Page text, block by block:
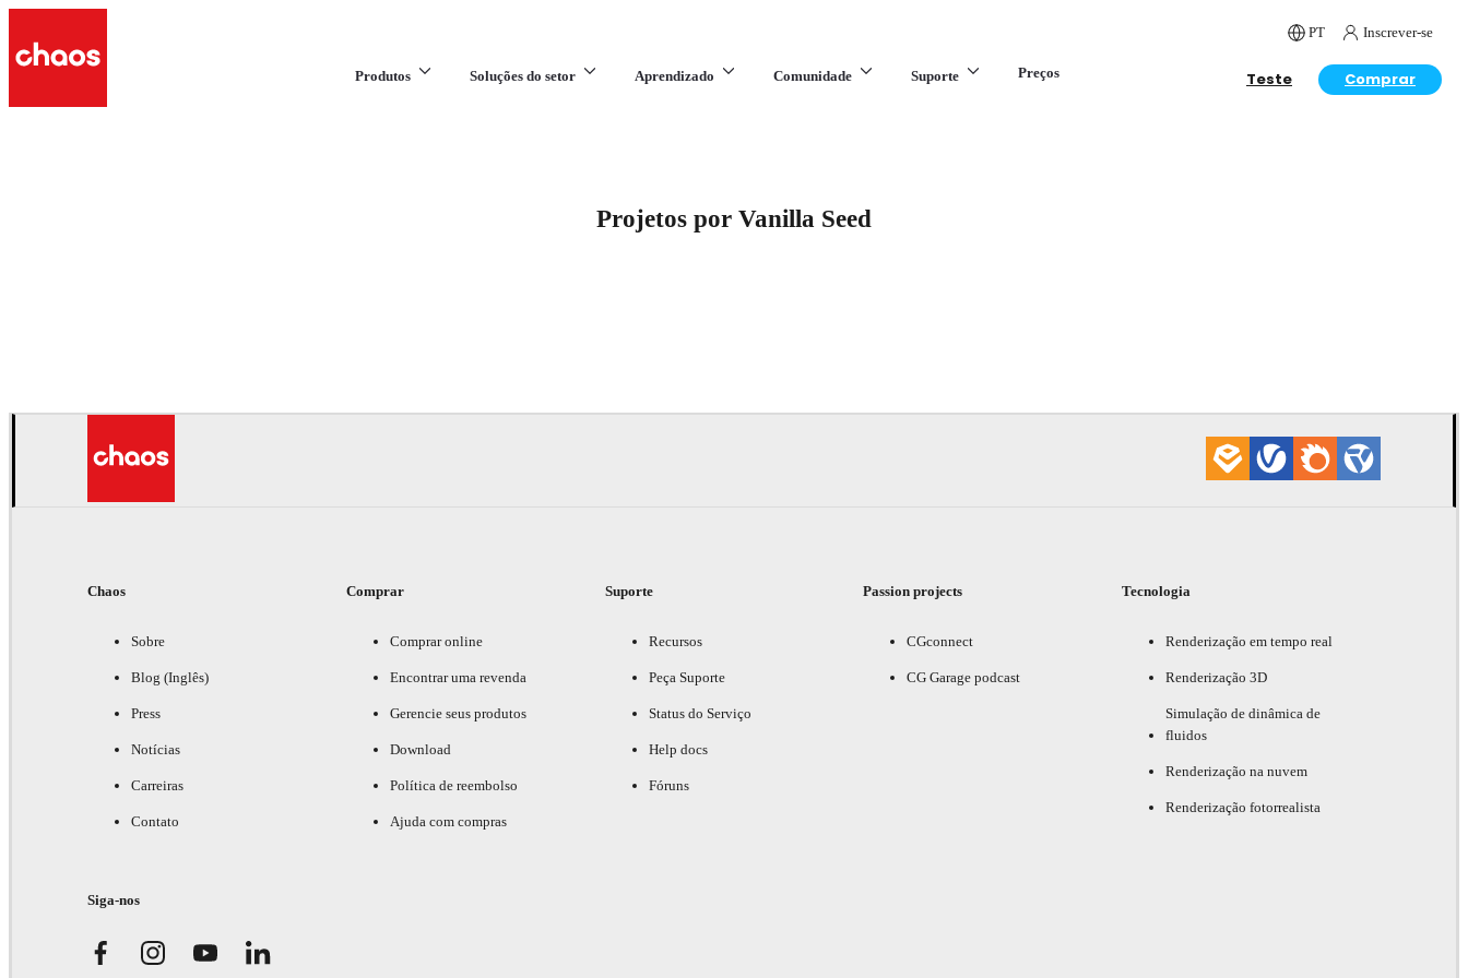
PT Inscrever-se
Produtos Soluções do setor Aprendizado Comunidade Suporte Preços Teste Comprar
Projetos por Vanilla Seed
Chaos
Sobre
Blog (Inglês)
Press
Notícias
Carreiras
Contato
Comprar
Comprar online
Encontrar uma revenda
Gerencie seus produtos
Download
Política de reembolso
Ajuda com compras
Suporte
Recursos
Peça Suporte
Status do Serviço
Help docs
Fóruns
Passion projects
CGconnect
CG Garage podcast
Tecnologia
Renderização em tempo real
Renderização 3D
Simulação de dinâmica de
fluidos
Renderização na nuvem
Renderização fotorrealista
Siga-nos